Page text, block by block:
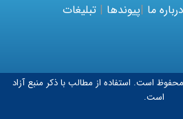
درباره ما |پیوندها | تبلیغات
محفوظ است. استفاده از مطالب با ذکر منبع آزاد
است.